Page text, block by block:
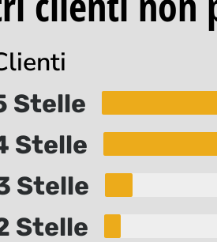
Stelle
Stelle
Stelle
Stelle